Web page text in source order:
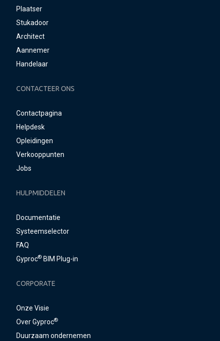
Plaatser
Stukadoor
Architect
Aannemer
Handelaar
CONTACTEER ONS
Contactpagina
Helpdesk
Opleidingen
Verkooppunten
Jobs
HULPMIDDELEN
Documentatie
Systeemselector
FAQ
Gyproc® BIM Plug-in
CORPORATE
Onze Visie
Over Gyproc®
Duurzaam ondernemen